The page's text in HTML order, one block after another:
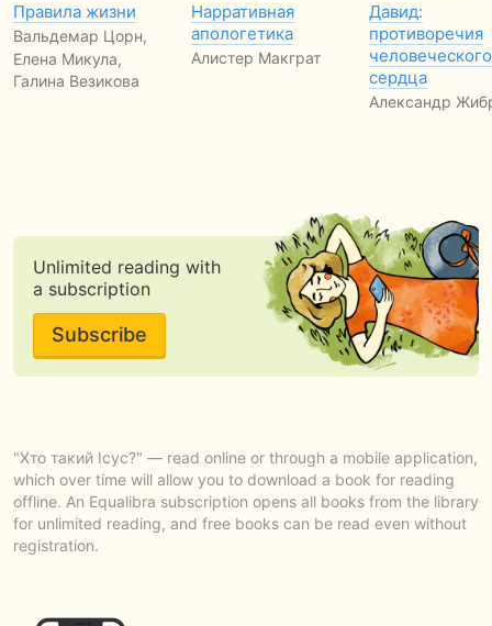
Правила жизни
Вальдемар Цорн,
Елена Микула,
Галина Везикова
Нарративная
апологетика
Алистер Макграт
Давид:
противоречия
человеческого
сердца
Александр
Unlimited reading with
a subscription
Subscribe
"Хто такий Ісус?" — read online or through a mobile application,
which over time will allow you to download a book for reading
offline. An Equalibra subscription opens all books from the library
for unlimited reading, and free books can be read even without
registration.